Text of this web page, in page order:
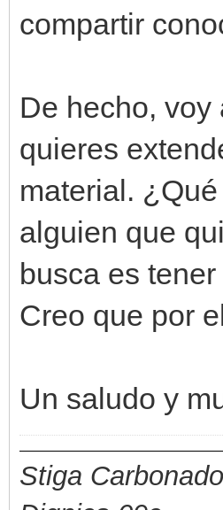
compartir
De hecho, voy
quieres
material.
alguien que
busca es
Creo que por
Un saludo y
Stiga